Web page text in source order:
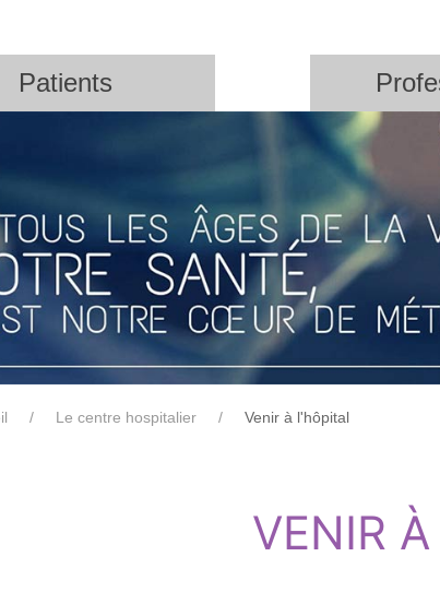
Patients
Le centre hospitalier Venir à l'hôpital
VENIR